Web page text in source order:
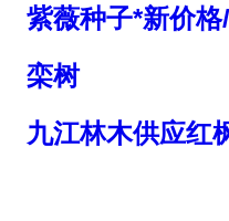
紫薇种子*新价
栾树
九江林木供应红